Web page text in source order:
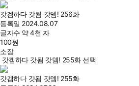
갓겜하다 갓됨 갓뎀! 256화
등록일 2024.08.07
글자수 약 4천 자
100원
소장
갓겜하다 갓됨 갓뎀! 255화 선택
갓겜하다 갓됨 갓뎀! 255화